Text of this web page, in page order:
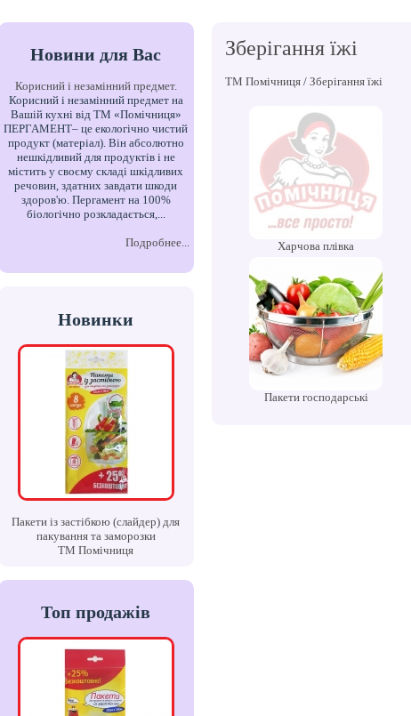
Новини для Вас
Корисний і незамінний предмет.
Корисний і незамінний предмет на
Вашій кухні від ТМ «Помічниця»
ПЕРГАМЕНТ– це екологічно чистий
продукт (матеріал). Він абсолютно
нешкідливий для продуктів і не
містить у своєму складі шкідливих
речовин, здатних завдати шкоди
здоров'ю. Пергамент на 100%
біологічно розкладається,...
Подробнее...
Новинки
Пакети із застібкою (слайдер) для
пакування та заморозки
ТМ Помічниця
Топ продажів
Зберігання їжі
ТМ Помічниця/ Зберігання їжі
Харчова плівка
Пакети господарські